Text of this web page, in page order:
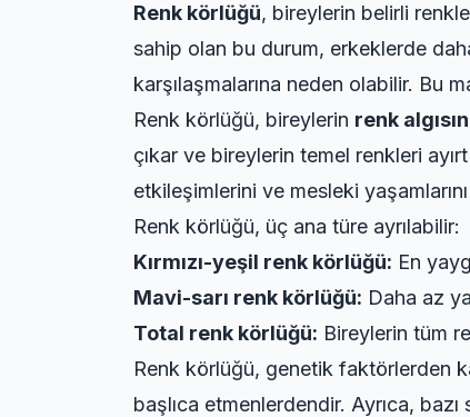
Renk körlüğü, bireylerin belirli
sahip olan bu durum, erkeklerde
karşılaşmalarına neden olabilir. Bu
Renk körlüğü, bireylerin renk
çıkar ve bireylerin temel renkleri
etkileşimlerini ve mesleki
Renk körlüğü, üç ana türe ayrılabilir:
Kırmızı-yeşil renk körlüğü: En
Mavi-sarı renk körlüğü: Daha az
Total renk körlüğü: Bireylerin tüm
Renk körlüğü, genetik faktörlerden
başlıca etmenlerdendir. Ayrıca, bazı